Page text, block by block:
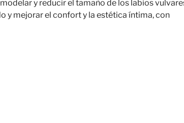
y reducir el tamaño de los labios
y mejorar el confort y la estética íntima, con